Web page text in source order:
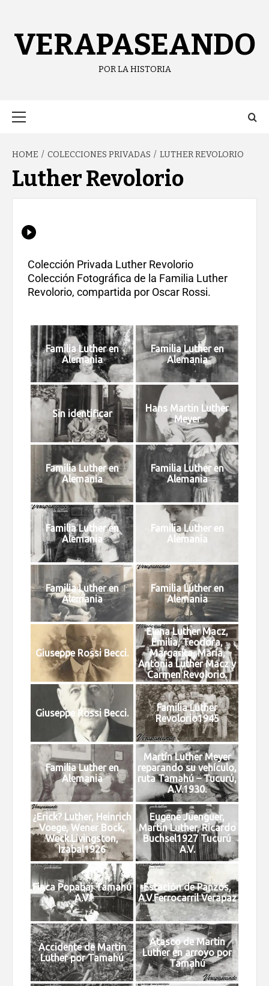
VERAPASEANDO
POR LA HISTORIA
HOME COLECCIONES PRIVADAS LUTHER REVOLORIO
Luther Revolorio
Colección Privada Luther Revolorio
Colección Fotográfica de la Familia Luther
Revolorio, compartida por Oscar Rossi.
Familia Luther en
Alemania
Familia Luther en
Alemania
Sin identificar
Hans Martin Luther
Meyer
Familia Luther en
Alemania
Familia Luther en
Alemania
Familia Luther en
Alemania
Familia Luther en
Alemania
Familia Luther en
Alemania
Familia Luther en
Alemania
Giuseppe Rossi Becci.
Elena Luther Macz,
Emilia, Teodora,
Margarita, María,
Antonia Luther Macz y
Carmen Revolorio.
Giuseppe Rossi Becci.
Familia Luther
Revolorio1945
Familia Luther en
Alemania
Martín Luther Meyer
reparando su vehículo,
ruta Tamahú – Tucurú,
A.V.1930.
¿Erick? Luther, Heinrich
Voege, Wener Bock,
Weck.Livingston,
Izabal1926
Eugene Juenguer,
Martin Luther, Ricardo
Buchsel1927 Tucurú
A.V.
Finca Popabaj Tamahú
A.V.
Estación de Panzós,
A.V.Ferrocarril Verapaz
Accidente de Martin
Luther por Tamahú
Atasco de Martin
Luther en arroyo por
Tamahú